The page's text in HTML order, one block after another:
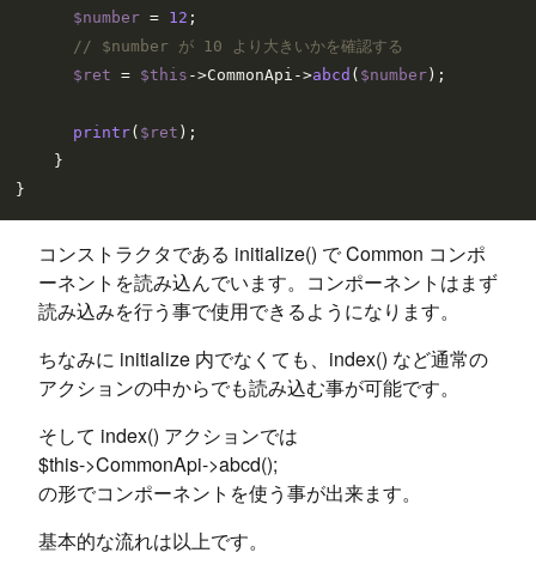
$number = 12 ;
// $number が 10 より大きいかを確認する
$ret = $this ->CommonApi->abcd ( $number );
printr( $ret );
    }
コンストラクタである initialize() で Common コンポ
ーネントを読み込んでいます。コンポーネントはまず
読み込みを行う事で使用できるようになります。
ちなみに initialize 内でなくても、index() など通常の
アクションの中からでも読み込む事が可能です。
そして index() アクションでは
$this->CommonApi->abcd();
の形でコンポーネントを使う事が出来ます。
基本的な流れは以上です。